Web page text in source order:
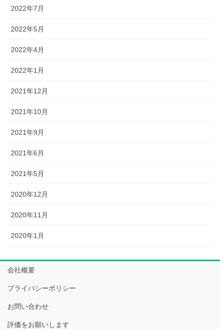
2022年7月
2022年5月
2022年4月
2022年1月
2021年12月
2021年10月
2021年9月
2021年6月
2021年5月
2020年12月
2020年11月
2020年1月
会社概要
プライバシーポリシー
お問い合わせ
評価をお願いします